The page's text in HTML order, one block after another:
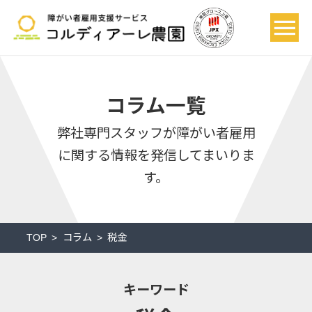
コラム一覧
弊社専門スタッフが障がい者雇用
に関する情報を発信してまいりま
す。
TOP コラム 税金
キーワード